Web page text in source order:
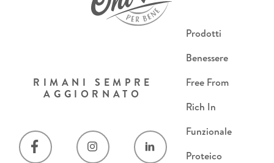
Prodotti
Benessere
Free From
Rich In
Funzionale
Proteico
RIMANI SEMPRE
AGGIORNATO